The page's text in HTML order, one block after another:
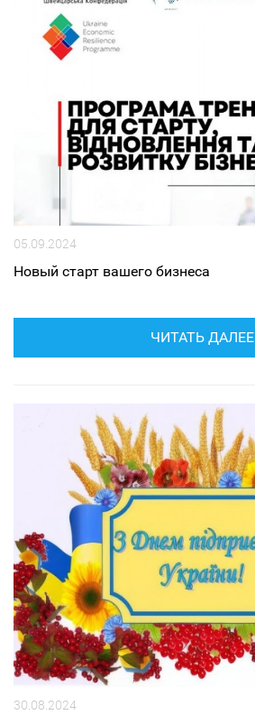
05.09.2024
Новый старт вашего бизнеса
ЧИТАТЬ ДАЛЕЕ
30.08.2024